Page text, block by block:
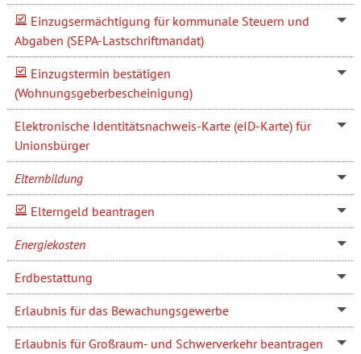
Einzugsermächtigung für kommunale Steuern und
Abgaben (SEPA-Lastschriftmandat)
Einzugstermin bestätigen
(Wohnungsgeberbescheinigung)
Elektronische Identitätsnachweis-Karte (eID-Karte) für
Unionsbürger
Elternbildung
Elterngeld beantragen
Energiekosten
Erdbestattung
Erlaubnis für das Bewachungsgewerbe
Erlaubnis für Großraum- und Schwerverkehr beantragen